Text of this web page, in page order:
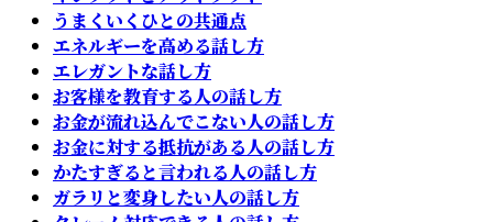
うまくいくひとの共通点
エネルギーを高める話し方
エレガントな話し方
お客様を教育する人の話し方
お金が流れ込んでこない人の話し方
お金に対する抵抗がある人の話し方
かたすぎると言われる人の話し方
ガラリと変身したい人の話し方